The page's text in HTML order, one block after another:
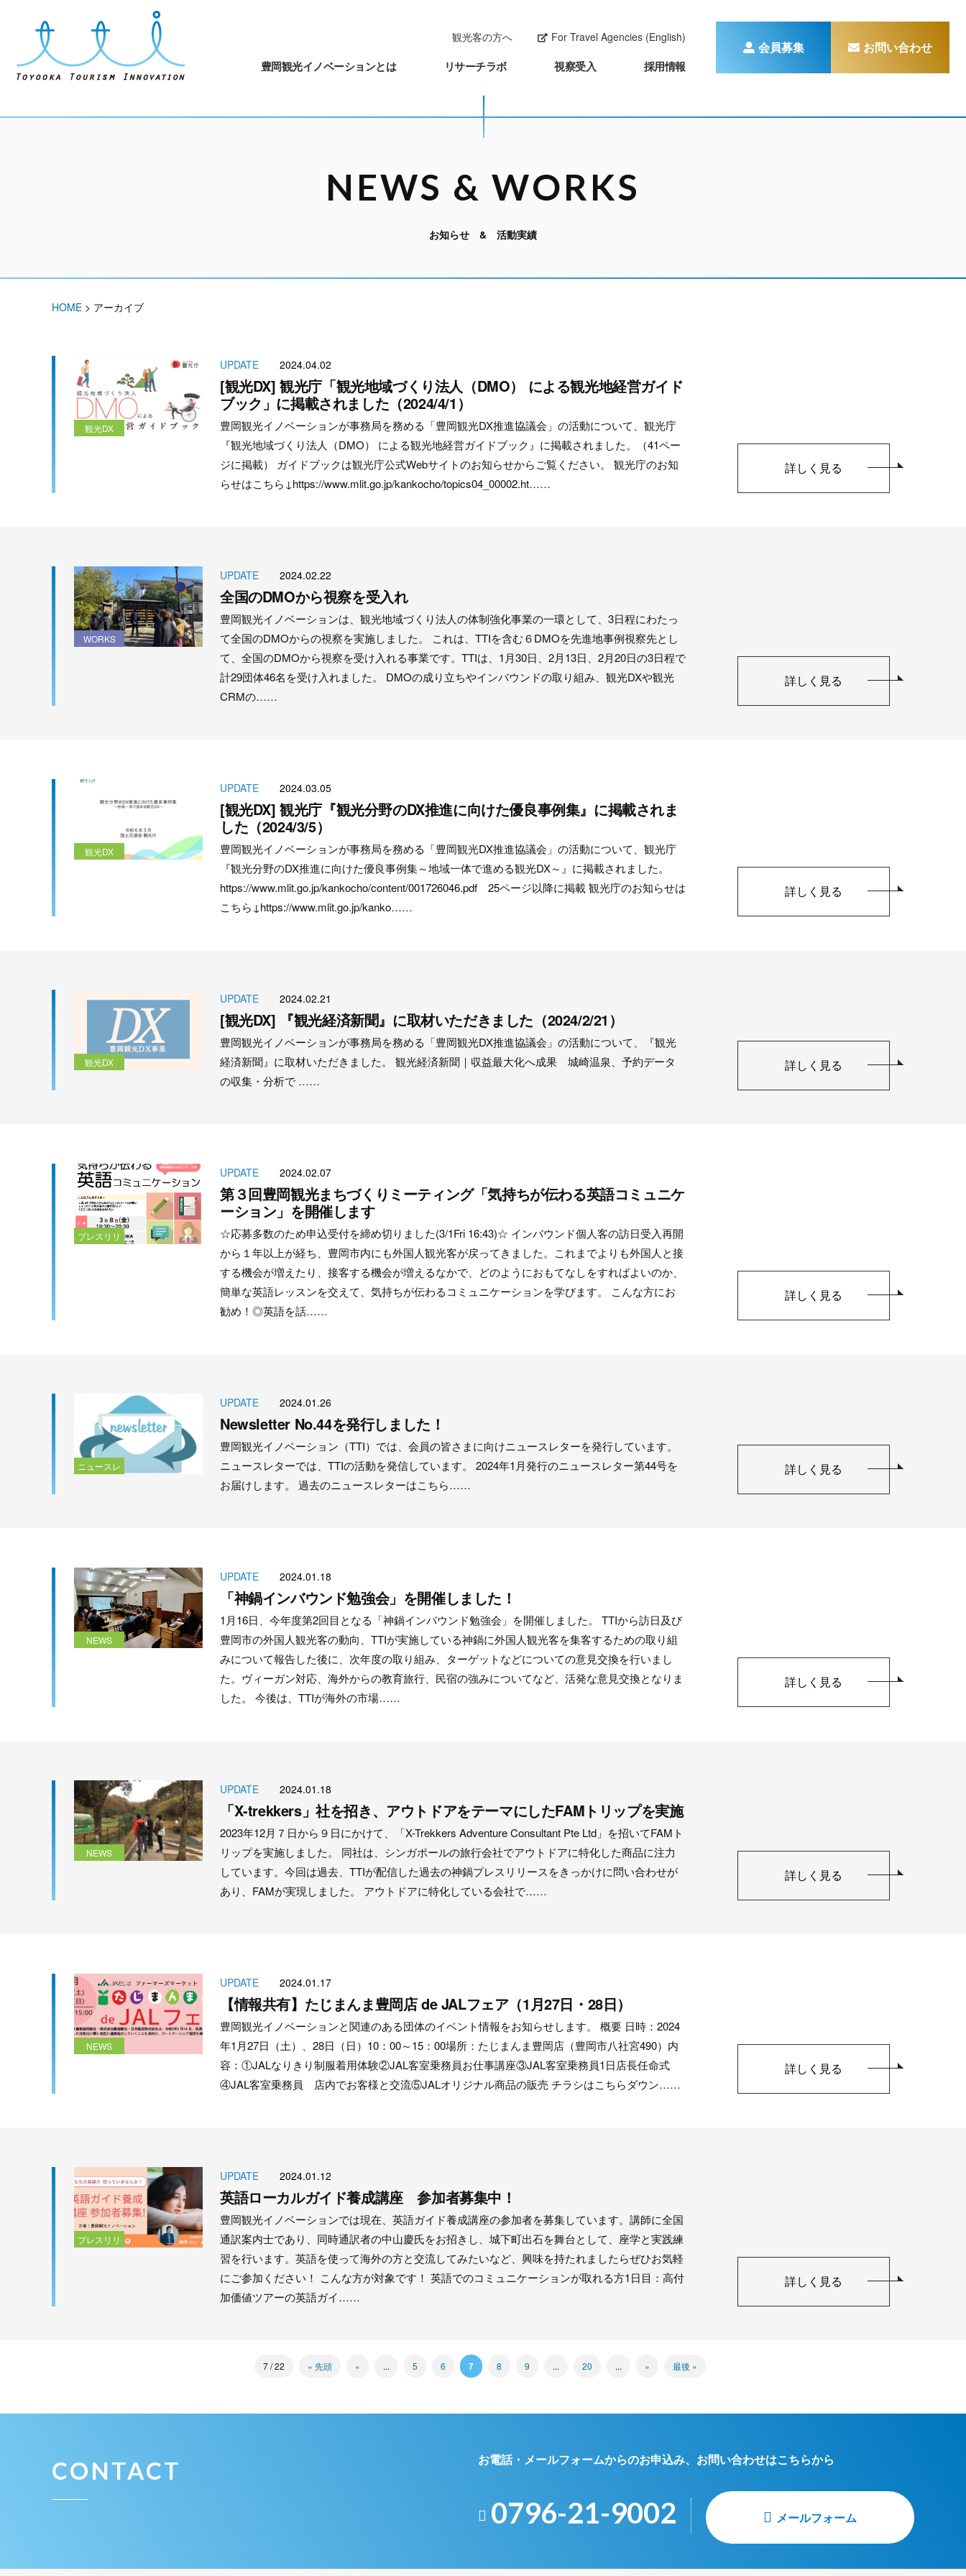
観光客の方へ For Travel Agencies (English)
豊岡観光イノベーションとは リサーチラボ 視察受入 採用情報
会員募集 お問い合わせ
NEWS & WORKS
お知らせ & 活動実績
HOME > アーカイブ
観光DX
UPDATE 2024.04.02
[観光DX] 観光庁「観光地域づくり法人（DMO） による観光地経営ガイド
ブック」に掲載されました（2024/4/1）
豊岡観光イノベーションが事務局を務める「豊岡観光DX推進協議会」の活動について、観光庁
『観光地域づくり法人（DMO） による観光地経営ガイドブック』に掲載されました。（41ペー
ジに掲載） ガイドブックは観光庁公式Webサイトのお知らせからご覧ください。 観光庁のお知
らせはこちら↓https://www.mlit.go.jp/kankocho/topics04_00002.ht……
詳しく見る
WORKS
UPDATE 2024.02.22
全国のDMOから視察を受入れ
豊岡観光イノベーションは、観光地域づくり法人の体制強化事業の一環として、3日程にわたっ
て全国のDMOからの視察を実施しました。 これは、TTIを含む６DMOを先進地事例視察先とし
て、全国のDMOから視察を受け入れる事業です。TTIは、1月30日、2月13日、2月20日の3日程で
計29団体46名を受け入れました。 DMOの成り立ちやインバウンドの取り組み、観光DXや観光
CRMの……
詳しく見る
観光DX
UPDATE 2024.03.05
[観光DX] 観光庁『観光分野のDX推進に向けた優良事例集』に掲載されま
した（2024/3/5）
豊岡観光イノベーションが事務局を務める「豊岡観光DX推進協議会」の活動について、観光庁
『観光分野のDX推進に向けた優良事例集～地域一体で進める観光DX～』に掲載されました。
https://www.mlit.go.jp/kankocho/content/001726046.pdf 25ページ以降に掲載 観光庁のお知らせは
こちら↓https://www.mlit.go.jp/kanko……
詳しく見る
観光DX
UPDATE 2024.02.21
[観光DX] 『観光経済新聞』に取材いただきました（2024/2/21）
豊岡観光イノベーションが事務局を務める「豊岡観光DX推進協議会」の活動について、『観光
経済新聞』に取材いただきました。 観光経済新聞｜収益最大化へ成果 城崎温泉、予約データ
の収集・分析で ……
詳しく見る
プレスリリ
UPDATE 2024.02.07
第３回豊岡観光まちづくりミーティング「気持ちが伝わる英語コミュニケ
ーション」を開催します
☆応募多数のため申込受付を締め切りました(3/1Fri 16:43)☆ インバウンド個人客の訪日受入再開
から１年以上が経ち、豊岡市内にも外国人観光客が戻ってきました。これまでよりも外国人と接
する機会が増えたり、接客する機会が増えるなかで、どのようにおもてなしをすればよいのか、
簡単な英語レッスンを交えて、気持ちが伝わるコミュニケーションを学びます。 こんな方にお
勧め！◎英語を話……
詳しく見る
ニュースレ
UPDATE 2024.01.26
Newsletter No.44を発行しました！
豊岡観光イノベーション（TTI）では、会員の皆さまに向けニュースレターを発行しています。
ニュースレターでは、TTIの活動を発信しています。 2024年1月発行のニュースレター第44号を
お届けします。 過去のニュースレターはこちら……
詳しく見る
NEWS
UPDATE 2024.01.18
「神鍋インバウンド勉強会」を開催しました！
1月16日、今年度第2回目となる「神鍋インバウンド勉強会」を開催しました。 TTIから訪日及び
豊岡市の外国人観光客の動向、TTIが実施している神鍋に外国人観光客を集客するための取り組
みについて報告した後に、次年度の取り組み、ターゲットなどについての意見交換を行いまし
た。ヴィーガン対応、海外からの教育旅行、民宿の強みについてなど、活発な意見交換となりま
した。 今後は、TTIが海外の市場……
詳しく見る
NEWS
UPDATE 2024.01.18
「X-trekkers」社を招き、アウトドアをテーマにしたFAMトリップを実施
2023年12月７日から９日にかけて、「X-Trekkers Adventure Consultant Pte Ltd」を招いてFAMト
リップを実施しました。 同社は、シンガポールの旅行会社でアウトドアに特化した商品に注力
しています。今回は過去、TTIが配信した過去の神鍋プレスリリースをきっかけに問い合わせが
あり、FAMが実現しました。 アウトドアに特化している会社で……
詳しく見る
NEWS
UPDATE 2024.01.17
【情報共有】たじまんま豊岡店 de JALフェア（1月27日・28日）
豊岡観光イノベーションと関連のある団体のイベント情報をお知らせします。 概要 日時：2024
年1月27日（土）、28日（日）10：00～15：00場所：たじまんま豊岡店（豊岡市八社宮490）内
容：①JALなりきり制服着用体験②JAL客室乗務員お仕事講座③JAL客室乗務員1日店長任命式
④JAL客室乗務員 店内でお客様と交流⑤JALオリジナル商品の販売 チラシはこちらダウン……
詳しく見る
プレスリリ
UPDATE 2024.01.12
英語ローカルガイド養成講座 参加者募集中！
豊岡観光イノベーションでは現在、英語ガイド養成講座の参加者を募集しています。講師に全国
通訳案内士であり、同時通訳者の中山慶氏をお招きし、城下町出石を舞台として、座学と実践練
習を行います。英語を使って海外の方と交流してみたいなど、興味を持たれましたらぜひお気軽
にご参加ください！ こんな方が対象です！ 英語でのコミュニケーションが取れる方1日目：高付
加価値ツアーの英語ガイ……
詳しく見る
7 / 22 « 先頭 « ... 5 6 7 8 9 ... 20 ... » 最後 »
CONTACT お電話・メールフォームからのお申込み、お問い合わせはこちらから
0796-21-9002 メールフォーム